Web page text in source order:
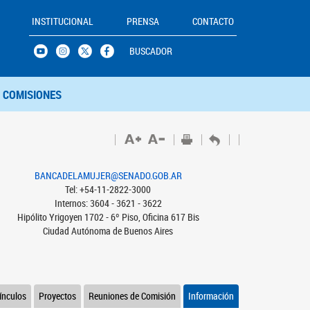
INSTITUCIONAL PRENSA CONTACTO
BUSCADOR
COMISIONES
BANCADELAMUJER@SENADO.GOB.AR
Tel: +54-11-2822-3000
Internos: 3604 - 3621 - 3622
Hipólito Yrigoyen 1702 - 6º Piso, Oficina 617 Bis
Ciudad Autónoma de Buenos Aires
Información
Reuniones de Comisión
Proyectos